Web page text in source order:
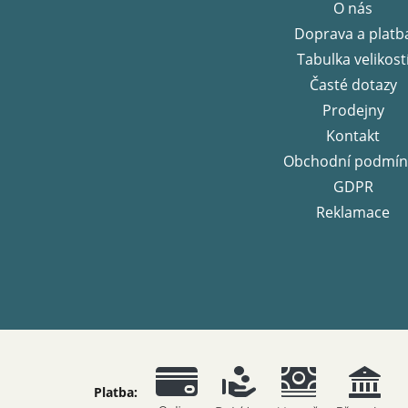
O nás
Doprava a
Tabulka
Časté dotazy
Prodejny
Kontakt
Obchodní
GDPR
Reklamace
Platba: